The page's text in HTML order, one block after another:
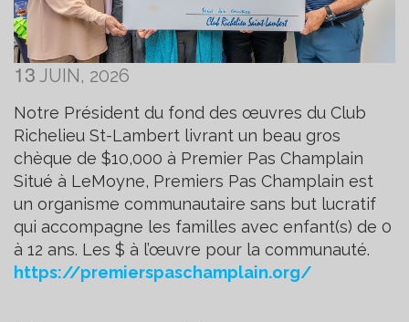
13 JUIN, 2026
Notre Président du fond des œuvres du Club
Richelieu St-Lambert livrant un beau gros
chèque de $10,000 à Premier Pas Champlain
Situé à LeMoyne, Premiers Pas Champlain est
un organisme communautaire sans but lucratif
qui accompagne les familles avec enfant(s) de 0
à 12 ans. Les $ à l’œuvre pour la communauté.
https://premierspaschamplain.org/